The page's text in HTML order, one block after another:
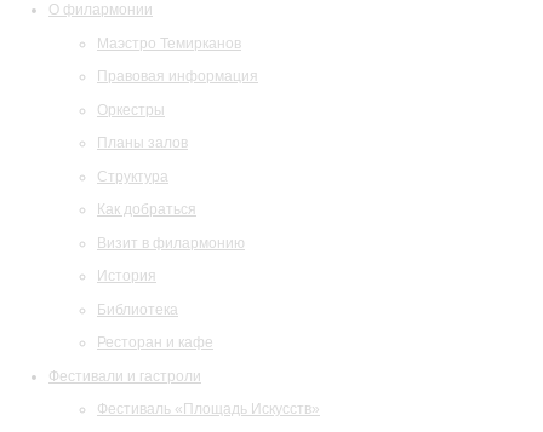
О филармонии
Маэстро Темирканов
Правовая информация
Оркестры
Планы залов
Структура
Как добраться
Визит в филармонию
История
Библиотека
Ресторан и кафе
Фестивали и гастроли
Фестиваль «Площадь Искусств»